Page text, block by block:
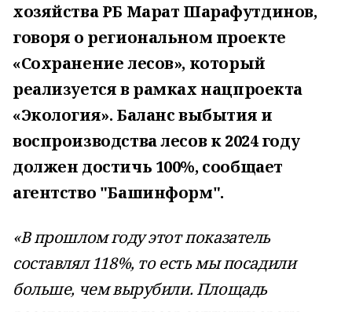
хозяйства РБ Марат Шарафутдинов,
говоря о региональном проекте
«Сохранение лесов», который
реализуется в рамках нацпроекта
«Экология». Баланс выбытия и
воспроизводства лесов к 2024 году
должен достичь 100%, сообщает
агентство "Башинформ".
«В прошлом году этот показатель
составлял 118%, то есть мы посадили
больше, чем вырубили. Площадь